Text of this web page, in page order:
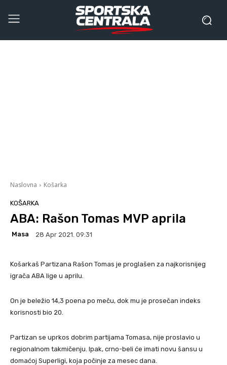
Naslovna Košarka
KOŠARKA
ABA: Rašon Tomas MVP aprila
Masa 28 Apr 2021. 09:31
Košarkaš Partizana Rašon Tomas je proglašen za najkorisnijeg
igrača ABA lige u aprilu.
On je beležio 14,3 poena po meču, dok mu je prosečan indeks
korisnosti bio 20.
Partizan se uprkos dobrim partijama Tomasa, nije proslavio u
regionalnom takmičenju. Ipak, crno-beli će imati novu šansu u
domaćoj Superligi, koja počinje za mesec dana.